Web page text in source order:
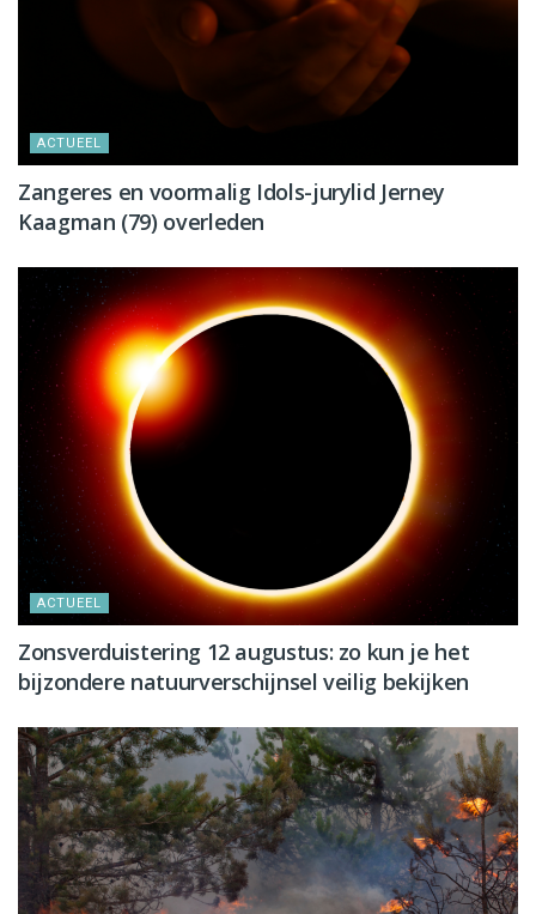
ACTUEEL
Zangeres en voormalig Idols-jurylid Jerney
Kaagman (79) overleden
ACTUEEL
Zonsverduistering 12 augustus: zo kun je het
bijzondere natuurverschijnsel veilig bekijken